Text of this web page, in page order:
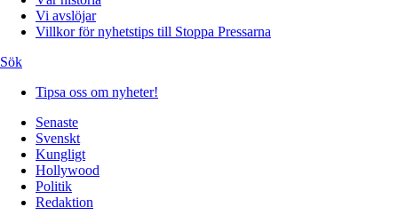
Vi avslöjar
Villkor för nyhetstips till Stoppa Pressarna
Sök
Tipsa oss om nyheter!
Senaste
Svenskt
Kungligt
Hollywood
Politik
Redaktion